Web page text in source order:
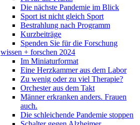
Die nächste Pandemie im Blick
Sport ist nicht gleich Sport
Bestrahlung nach Programm
Kurzbeiträge
Spenden Sie für die Forschung
wissen + forschen 2024
Im Miniaturformat
Eine Herzkammer aus dem Labor
Zu wenig oder zu viel Therapie?
Orchester aus dem Takt
Männer erkranken anders. Frauen
auch.
Die schleichende Pandemie stoppen